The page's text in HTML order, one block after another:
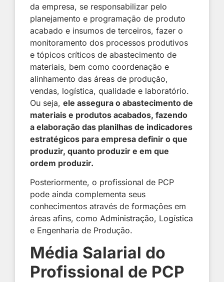
da empresa, se responsabilizar pelo
planejamento e programação de produto
acabado e insumos de terceiros, fazer o
monitoramento dos processos produtivos
e tópicos críticos de abastecimento de
materiais, bem como coordenação e
alinhamento das áreas de produção,
vendas, logística, qualidade e laboratório.
Ou seja,ele assegura o abastecimento de
materiais e produtos acabados, fazendo
a elaboração das planilhas de indicadores
estratégicos para empresa definir o que
produzir, quanto produzir e em que
ordem produzir.
Posteriormente, o profissional de PCP
pode ainda complementa seus
conhecimentos através de formações em
áreas afins, comoAdministração, Logística
e Engenharia de Produção.
Média Salarial do
Profissional de PCP